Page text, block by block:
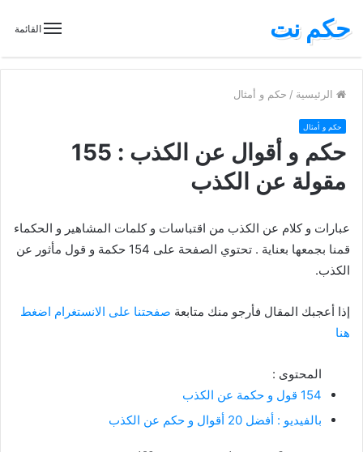
القائمة حكم نت
الرئيسية / حكم و أمثال
حكم و أمثال
حكم و أقوال عن الكذب : 155
مقولة عن الكذب
عبارات و كلام عن الكذب من اقتباسات و كلمات المشاهير و الحكماء
قمنا بجمعها بعناية . تحتوي الصفحة على 154 حكمة و قول مأثور عن
الكذب.
إذا أعجبك المقال فأرجو منك متابعة صفحتنا على الانستغرام اضغط
هنا
المحتوى :
154 قول و حكمة عن الكذب
بالفيديو : أفضل 20 أقوال و حكم عن الكذب